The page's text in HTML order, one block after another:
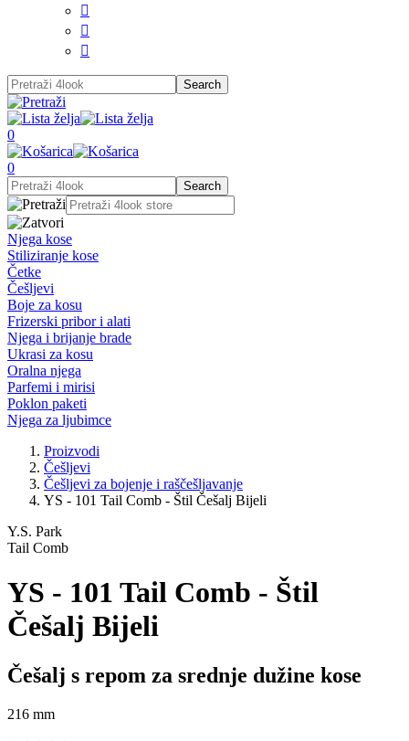



0
0
Njega kose
Stiliziranje kose
Četke
Češljevi
Boje za kosu
Frizerski pribor i alati
Njega i brijanje brade
Ukrasi za kosu
Oralna njega
Parfemi i mirisi
Poklon paketi
Njega za ljubimce
Proizvodi
Češljevi
Češljevi za bojenje i raščešljavanje
YS - 101 Tail Comb - Štil Češalj Bijeli
Y.S. Park
Tail Comb
YS - 101 Tail Comb - Štil
Češalj Bijeli
Češalj s repom za srednje dužine kose
216 mm